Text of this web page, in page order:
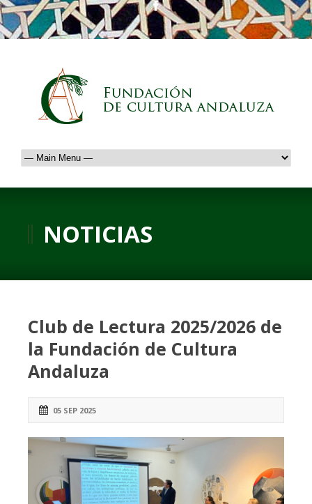
NOTICIAS
Club de Lectura 2025/2026 de
la Fundación de Cultura
Andaluza
05 SEP 2025